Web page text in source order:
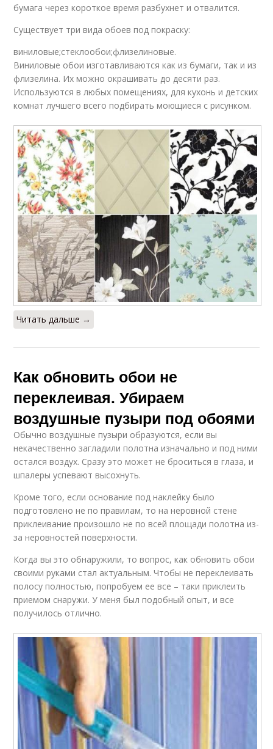
бумага через короткое время разбухнет и отвалится.
Существует три вида обоев под покраску:
виниловые;стеклообои;флизелиновые.
Виниловые обои изготавливаются как из бумаги, так и из
флизелина. Их можно окрашивать до десяти раз.
Используются в любых помещениях, для кухонь и детских
комнат лучшего всего подбирать моющиеся с рисунком.
Читать дальше →
Как обновить обои не
переклеивая. Убираем
воздушные пузыри под обоями
Обычно воздушные пузыри образуются, если вы
некачественно загладили полотна изначально и под ними
остался воздух. Сразу это может не броситься в глаза, и
шпалеры успевают высохнуть.
Кроме того, если основание под наклейку было
подготовлено не по правилам, то на неровной стене
приклеивание произошло не по всей площади полотна из-
за неровностей поверхности.
Когда вы это обнаружили, то вопрос, как обновить обои
своими руками стал актуальным. Чтобы не переклеивать
полосу полностью, попробуем ее все – таки приклеить
приемом снаружи. У меня был подобный опыт, и все
получилось отлично.